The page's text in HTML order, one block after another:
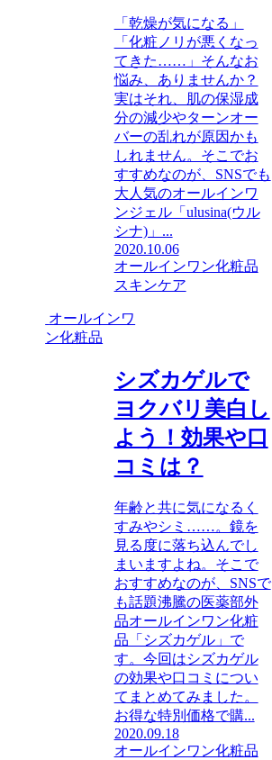
「乾燥が気になる」
「化粧ノリが悪くなっ
てきた……」そんなお
悩み、ありませんか？
実はそれ、肌の保湿成
分の減少やターンオー
バーの乱れが原因かも
しれません。そこでお
すすめなのが、SNSでも
大人気のオールインワ
ンジェル「ulusina(ウル
シナ)」...
2020.10.06
オールインワン化粧品
スキンケア
オールインワ
ン化粧品
シズカゲルで
ヨクバリ美白し
よう！効果や口
コミは？
年齢と共に気になるく
すみやシミ……。鏡を
見る度に落ち込んでし
まいますよね。そこで
おすすめなのが、SNSで
も話題沸騰の医薬部外
品オールインワン化粧
品「シズカゲル」で
す。今回はシズカゲル
の効果や口コミについ
てまとめてみました。
お得な特別価格で購...
2020.09.18
オールインワン化粧品